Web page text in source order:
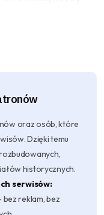
oraz osób, które
Dzięki temu
historycznych.
serwisów:
bez reklam, bez